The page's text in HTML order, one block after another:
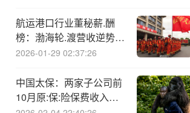
航运港口行业董秘薪.酬
榜：渤海轮.渡营收逆势小
幅下滑 董秘宁武年薪涨至
2026-01-29 02:37:26
中国太保：两家子公司前
10月原:保:险保费收入为